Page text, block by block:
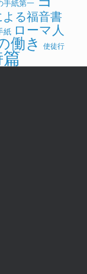
手紙第一
る福音書
紙 ローマ人
働き 使徒行